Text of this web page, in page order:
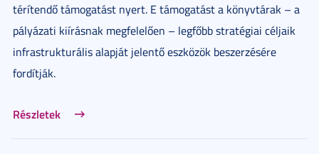
térítendő támogatást nyert. E támogatást a könyvtárak – a
pályázati kiírásnak megfelelően – legfőbb stratégiai céljaik
infrastrukturális alapját jelentő eszközök beszerzésére
fordítják.
Részletek